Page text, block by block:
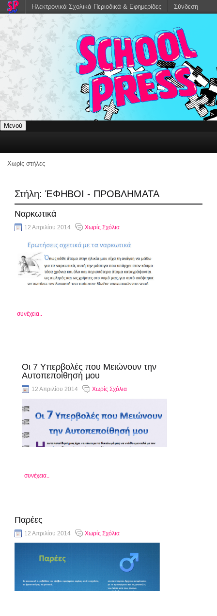
Μενού
Χωρίς στήλες
Στήλη: ΈΦΗΒΟΙ - ΠΡΟΒΛΗΜΑΤΑ
Ναρκωτικά
12 Απριλίου 2014 Χωρίς Σχόλια
συνέχεια..
Οι 7 Υπερβολές που Μειώνουν την
Αυτοπεποίθησή μου
12 Απριλίου 2014 Χωρίς Σχόλια
συνέχεια..
Παρέες
12 Απριλίου 2014 Χωρίς Σχόλια
Ηλεκτρονικά Σχολικά Περιοδικά & Εφημερίδες Σύνδεση